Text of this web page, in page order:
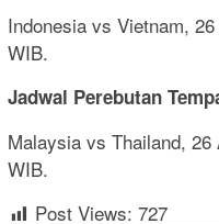
Indonesia vs Vietnam,
WIB.
Jadwal Perebutan
Malaysia vs Thailand,
WIB.
Post Views: 727